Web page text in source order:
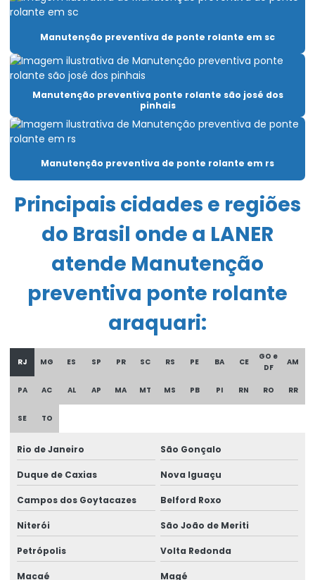
Carro Talha Motorizado Para Cargas Pesadas
Célula carga industrial
Célula de carga para ponte rolante
Chave fim de curso para ponte rolante
Comprar Talha Fixa Aço Carbono
Comprar Talha Nova Para Elevação Industrial
Controle remoto para ponte rolante
Corrente Para Talha Elétrica Até 9 Metros
Cortina de cabo ponte rolante
Curso De Reciclagem Para Operadores De Talhas
Discos de freios ponte rolante multimarcas
Distribuidor autorizado swf krantechnik brasil
Empresa especializada em manutenção de ponte rolante
Empresa de ponte rolante
Empresa de talha elétrica
Empresas de barramento blindado
Equipamento Para Elevação De Cargas Até 250 Toneladas
Manutenção preventiva de ponte rolante em sc
Manutenção preventiva ponte rolante são josé dos
pinhais
Manutenção preventiva de ponte rolante em rs
Principais cidades e regiões
do Brasil onde a LANER
atende Manutenção
preventiva ponte rolante
araquari:
RJ MG ES SP PR SC RS PE BA CE
GO e
DF
AM
PA AC AL AP MA MT MS PB PI RN RO RR
SE TO
Rio de Janeiro São Gonçalo
Duque de Caxias Nova Iguaçu
Campos dos Goytacazes Belford Roxo
Niterói São João de Meriti
Petrópolis Volta Redonda
Macaé Magé